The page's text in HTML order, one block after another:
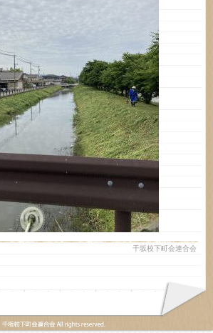
千坂校下町会連合会